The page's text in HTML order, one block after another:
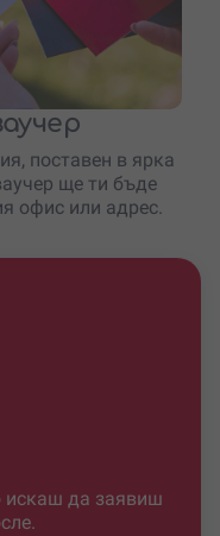
поставен в ярка
ще ти бъде
офис или адрес.
искаш да заявиш